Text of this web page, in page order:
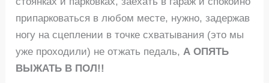
припарковаться в любом месте, нужно, задержав
ногу на сцеплении в точке схватывания (это мы
уже проходили) не отжать педаль,А ОПЯТЬ
ВЫЖАТЬ В ПОЛ!!